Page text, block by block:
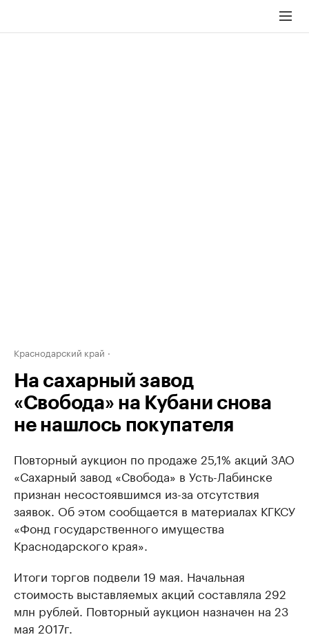
Краснодарский край
На сахарный завод
«Свобода» на Кубани снова
не нашлось покупателя
Повторный аукцион по продаже 25,1% акций ЗАО
«Сахарный завод «Свобода» в Усть-Лабинске
признан несостоявшимся из-за отсутствия
заявок. Об этом сообщается в материалах КГКСУ
«Фонд государственного имущества
Краснодарского края».
Итоги торгов подвели 19 мая. Начальная
стоимость выставляемых акций составляла 292
млн рублей. Повторный аукцион назначен на 23
мая 2017г.